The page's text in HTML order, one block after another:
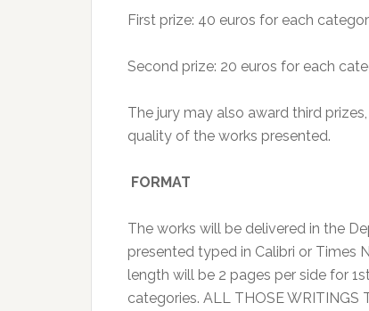
First prize: 40 euros for each
Second prize: 20 euros for each
The jury may also award third
quality of the works presented.
FORMAT
The works will be delivered in the
presented typed in Calibri or Times
length will be 2 pages per side for
categories. ALL THOSE WRITINGS